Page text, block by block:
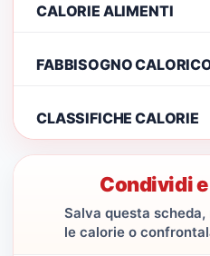
CALORIE ALIMENTI
FABBISOGNO
CLASSIFICHE CALORIE
Condividi
Salva questa
le calorie o